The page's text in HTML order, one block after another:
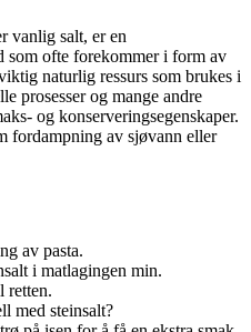
vanlig salt, er en
som ofte forekommer i form av
naturlig ressurs som brukes i
prosesser og mange andre
og konserveringsegenskaper.
fordampning av sjøvann eller
av pasta.
i matlagingen min.
retten.
med steinsalt?